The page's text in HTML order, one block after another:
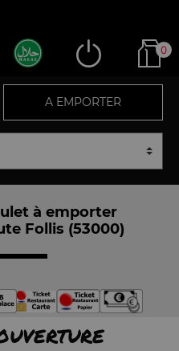
0
A EMPORTER
à emporter
Follis (53000)